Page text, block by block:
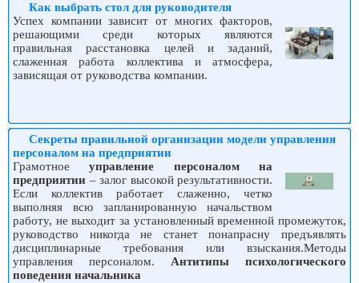
Как выбрать стол для руководителя
Успех компании зависит от многих факторов,
решающими среди которых являются
правильная расстановка целей и заданий,
слаженная работа коллектива и атмосфера,
зависящая от руководства компании.
Секреты правильной организации модели управления
персоналом на предприятии
Грамотноеуправление персоналом на
предприятии – залог высокой результативности.
Если коллектив работает слаженно, четко
выполняя всю запланированную начальством
работу, не выходит за установленный временной промежуток,
руководство никогда не станет понапрасну предъявлять
дисциплинарные требования или взыскания.Методы
управления персоналом. Антитипы психологического
поведения начальника